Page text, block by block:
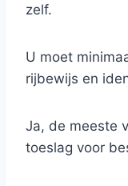
zelf.
U moet
rijbewijs en
Ja, de meeste
toeslag voor